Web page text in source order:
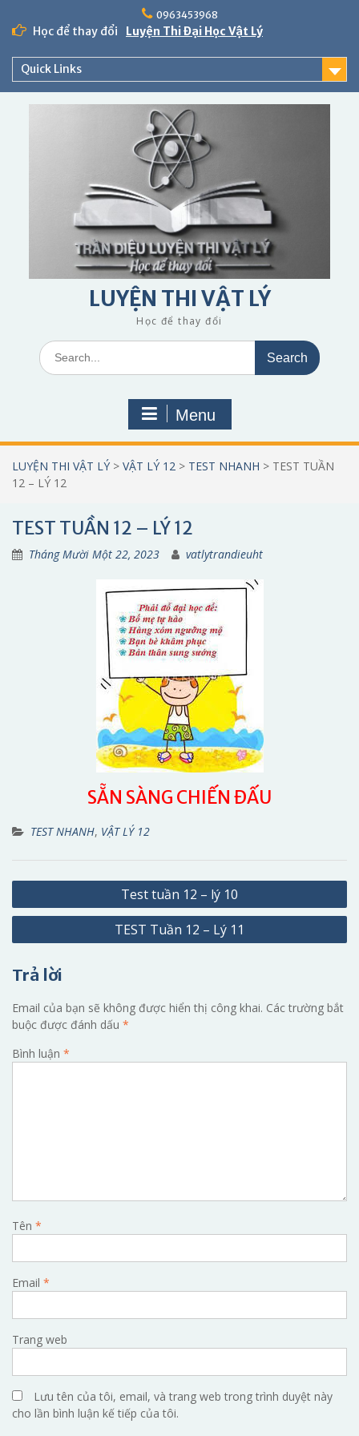
content
0963453968
Học để thay đổi Luyện Thi Đại Học Vật Lý
Quick Links
LUYỆN THI VẬT LÝ
Học để thay đổi
Search
for:
Menu
LUYỆN THI VẬT LÝ > VẬT LÝ 12 > TEST NHANH > TEST TUẦN
12 – LÝ 12
TEST TUẦN 12 – LÝ 12
Tháng Mười Một 22, 2023 vatlytrandieuht
SẴN SÀNG CHIẾN ĐẤU
TEST NHANH, VẬT LÝ 12
Điều
hướng
Test tuần 12 – lý 10
TEST Tuần 12 – Lý 11
Trả lời
Email của bạn sẽ không được hiển thị công khai. Các trường bắt
buộc được đánh dấu *
Bình luận *
Tên *
Email *
Trang web
Lưu tên của tôi, email, và trang web trong trình duyệt này
cho lần bình luận kế tiếp của tôi.